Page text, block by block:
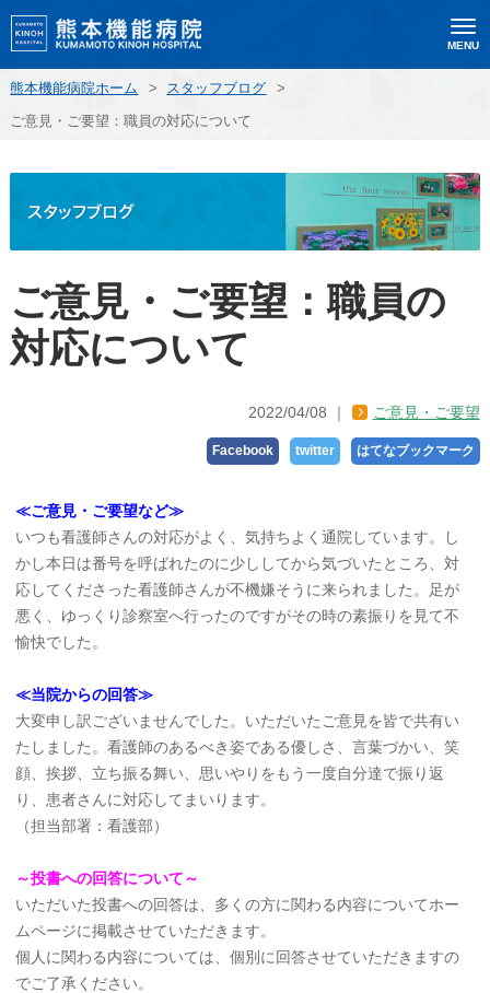
MENU
熊本機能病院ホーム > スタッフブログ
>
ご意見・ご要望：職員の対応について
ご意見・ご要望：職員の
対応について
2022/04/08 ご意見・ご要望
Facebook twitter はてなブックマーク
≪ご意見・ご要望など≫
いつも看護師さんの対応がよく、気持ちよく通院しています。し
かし本日は番号を呼ばれたのに少ししてから気づいたところ、対
応してくださった看護師さんが不機嫌そうに来られました。足が
悪く、ゆっくり診察室へ行ったのですがその時の素振りを見て不
愉快でした。
≪当院からの回答≫
大変申し訳ございませんでした。いただいたご意見を皆で共有い
たしました。看護師のあるべき姿である優しさ、言葉づかい、笑
顔、挨拶、立ち振る舞い、思いやりをもう一度自分達で振り返
り、患者さんに対応してまいります。
（担当部署：看護部）
～投書への回答について～
いただいた投書への回答は、多くの方に関わる内容についてホー
ムページに掲載させていただきます。
個人に関わる内容については、個別に回答させていただきますの
でご了承ください。